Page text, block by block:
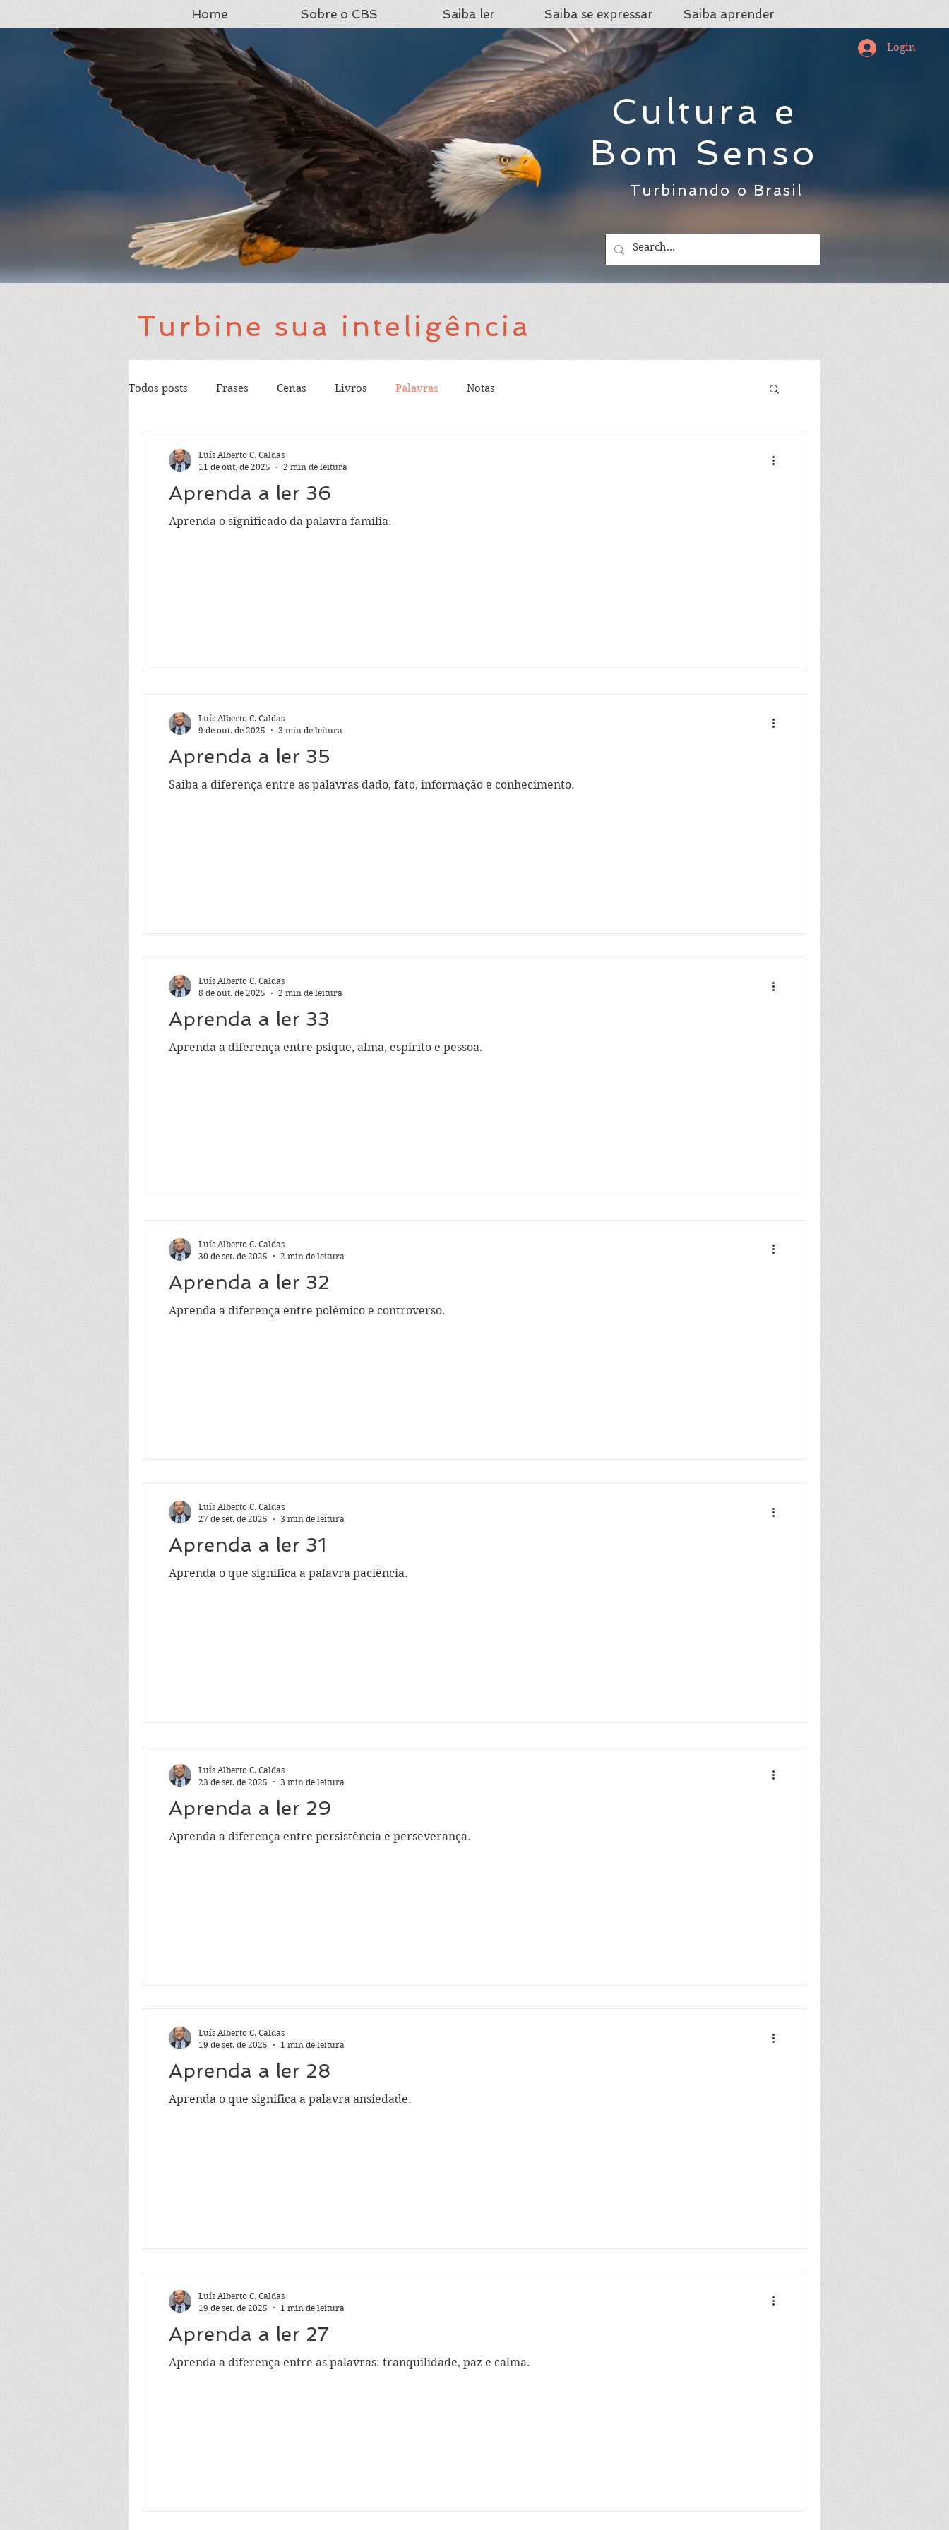
Login
Cultura e
Bom Senso
Turbinando o Brasil
Home Sobre o CBS Saiba ler Saiba se expressar Saiba aprender
Turbine sua inteligência
Todos posts Frases Cenas Livros Palavras Notas
Aprenda a ler 36
Aprenda o significado da palavra família.
Luís Alberto C. Caldas
11 de out. de 2025
2 min de leitura
Aprenda a ler 35
Saiba a diferença entre as palavras dado, fato, informação e conhecimento.
Luís Alberto C. Caldas
9 de out. de 2025
3 min de leitura
Aprenda a ler 33
Aprenda a diferença entre psique, alma, espírito e pessoa.
Luís Alberto C. Caldas
8 de out. de 2025
2 min de leitura
Aprenda a ler 32
Aprenda a diferença entre polêmico e controverso.
Luís Alberto C. Caldas
30 de set. de 2025
2 min de leitura
Aprenda a ler 31
Aprenda o que significa a palavra paciência.
Luís Alberto C. Caldas
27 de set. de 2025
3 min de leitura
Aprenda a ler 29
Aprenda a diferença entre persistência e perseverança.
Luís Alberto C. Caldas
23 de set. de 2025
3 min de leitura
Aprenda a ler 28
Aprenda o que significa a palavra ansiedade.
Luís Alberto C. Caldas
19 de set. de 2025
1 min de leitura
Aprenda a ler 27
Aprenda a diferença entre as palavras: tranquilidade, paz e calma.
Luís Alberto C. Caldas
19 de set. de 2025
1 min de leitura